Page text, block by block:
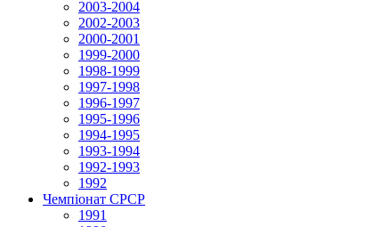
2003-2004
2002-2003
2000-2001
1999-2000
1998-1999
1997-1998
1996-1997
1995-1996
1994-1995
1993-1994
1992-1993
1992
Чемпіонат СРСР
1991